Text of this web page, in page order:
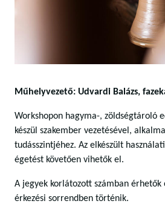
Műhelyvezető: Udvardi Balázs,
Workshopon hagyma-, zöldségtároló
készül szakember vezetésével,
tudásszintjéhez. Az elkészült
égetést követően vihetők el.
A jegyek korlátozott számban érhetők
érkezési sorrendben történik.